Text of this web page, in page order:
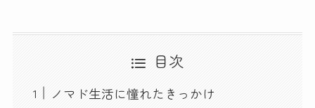
目次
ノマド生活に憧れたきっかけ